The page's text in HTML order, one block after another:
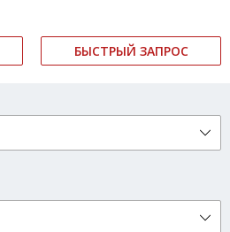
БЫСТРЫЙ ЗАПРОС